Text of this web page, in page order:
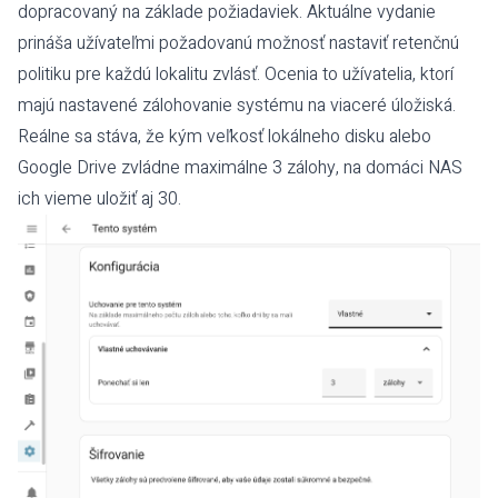
dopracovaný na základe požiadaviek. Aktuálne vydanie
prináša užívateľmi požadovanú možnosť nastaviť retenčnú
politiku pre každú lokalitu zvlásť. Ocenia to užívatelia, ktorí
majú nastavené zálohovanie systému na viaceré úložiská.
Reálne sa stáva, že kým veľkosť lokálneho disku alebo
Google Drive zvládne maximálne 3 zálohy, na domáci NAS
ich vieme uložiť aj 30.